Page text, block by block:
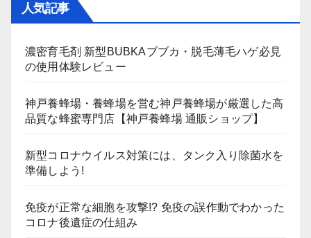
人気記事
濃密育毛剤 新型BUBKAブブカ・脱毛薄毛ハゲ必見
の使用体験レビュー
神戸養蜂場・養蜂場を営む神戸養蜂場が厳選した高
品質な蜂蜜専門店【神戸養蜂場 通販ショップ】
新型コロナウイルス対策には、タンク入り除菌水を
準備しよう!
免疫が正常な細胞を攻撃!? 免疫の誤作動でわかった
コロナ後遺症の仕組み